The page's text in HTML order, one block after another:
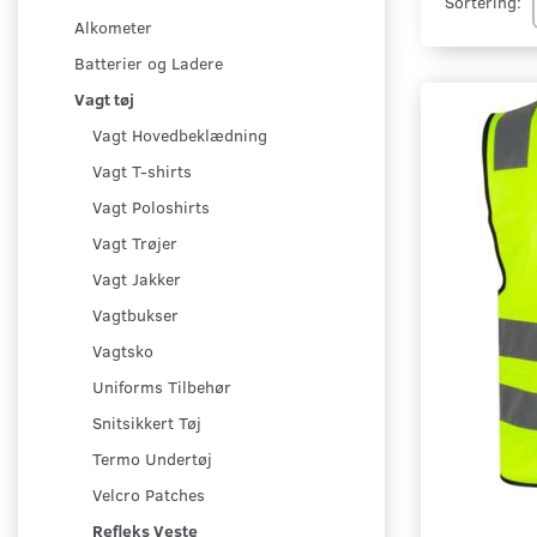
Alkometer
Batterier og Ladere
Vagt tøj
Vagt Hovedbeklædning
Vagt T-shirts
Vagt Poloshirts
Vagt Trøjer
Vagt Jakker
Vagtbukser
Vagtsko
Uniforms Tilbehør
Snitsikkert Tøj
Termo Undertøj
Velcro Patches
Refleks Veste